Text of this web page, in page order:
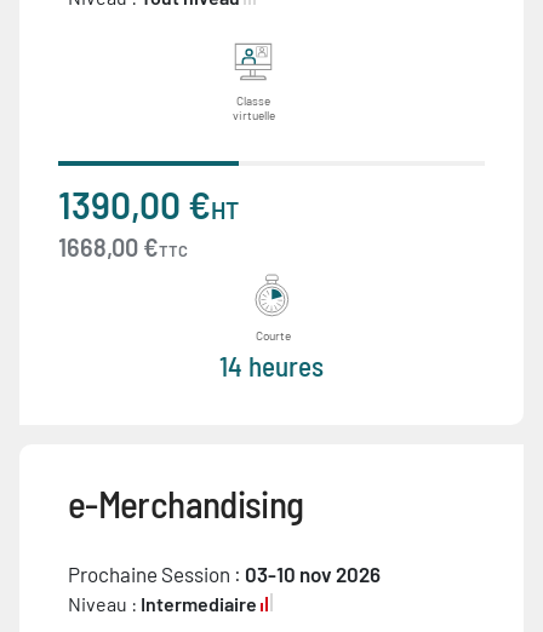
Classe
virtuelle
1390,00 €HT
1668,00 €TTC
Courte
14 heures
e-Merchandising
Prochaine Session : 03-10 nov 2026
Niveau : Intermediaire